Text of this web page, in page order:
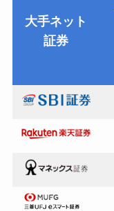
大手ネット
証券